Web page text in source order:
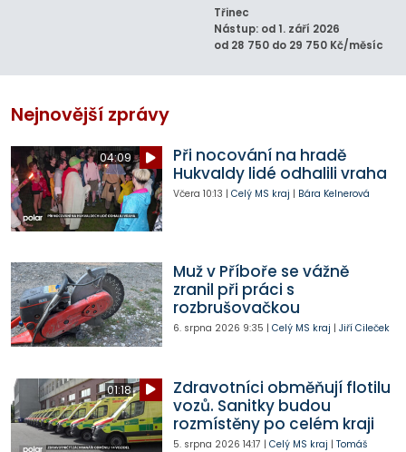
Třinec
Nástup: od 1. září 2026
od 28 750 do 29 750 Kč/měsíc
Nejnovější zprávy
04:09
Při nocování na hradě
Hukvaldy lidé odhalili vraha
Včera 10:13 | Celý MS kraj | Bára Kelnerová
Muž v Příboře se vážně
zranil při práci s
rozbrušovačkou
6. srpna 2026 9:35 | Celý MS kraj | Jiří Cileček
01:18
Zdravotníci obměňují flotilu
vozů. Sanitky budou
rozmístěny po celém kraji
5. srpna 2026 14:17 | Celý MS kraj | Tomáš